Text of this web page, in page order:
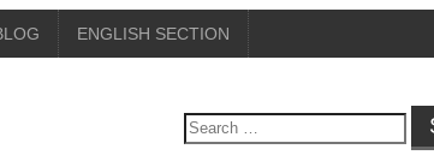
ENGLISH SECTION
Search